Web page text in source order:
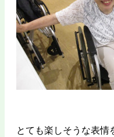
とても楽しそうな表情